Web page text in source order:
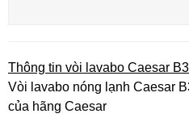
Thông tin vòi lavabo Caesar
Vòi lavabo nóng lạnh Caesar
của hãng Caesar